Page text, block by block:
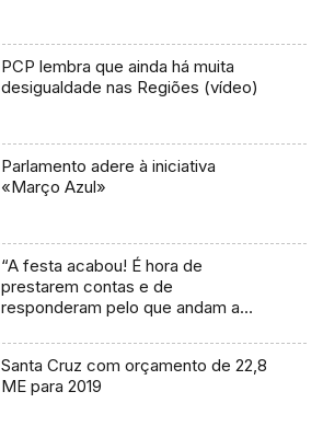
PCP lembra que ainda há muita
desigualdade nas Regiões (vídeo)
Parlamento adere à iniciativa
«Março Azul»
“A festa acabou! É hora de
prestarem contas e de
responderam pelo que andam a
Santa Cruz com orçamento de 22,8
ME para 2019